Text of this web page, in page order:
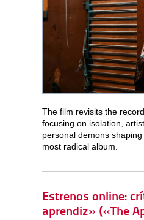
The film revisits the
focusing on isolation,
personal demons shaping
most radical album.
Estrenos online:
aprendiz» («The